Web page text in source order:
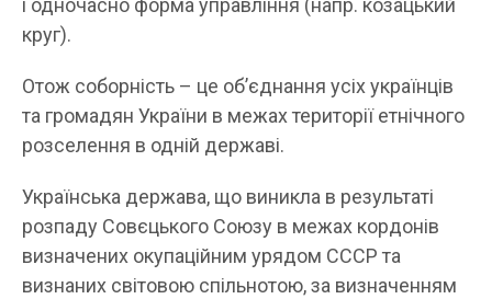
і одночасно форма управління (напр. козацький
круг).
Отож соборність – це об’єднання усіх українців
та громадян України в межах території етнічного
розселення в одній державі.
Українська держава, що виникла в результаті
розпаду Совєцького Союзу в межах кордонів
визначених окупаційним урядом СССР та
визнаних світовою спільнотою, за визначенням